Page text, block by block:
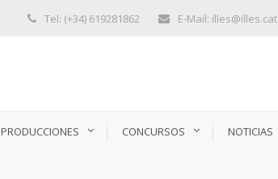
Tel: (+34) 619281862 E-Mail: illes@illes.cat
PRODUCCIONES CONCURSOS NOTICIAS